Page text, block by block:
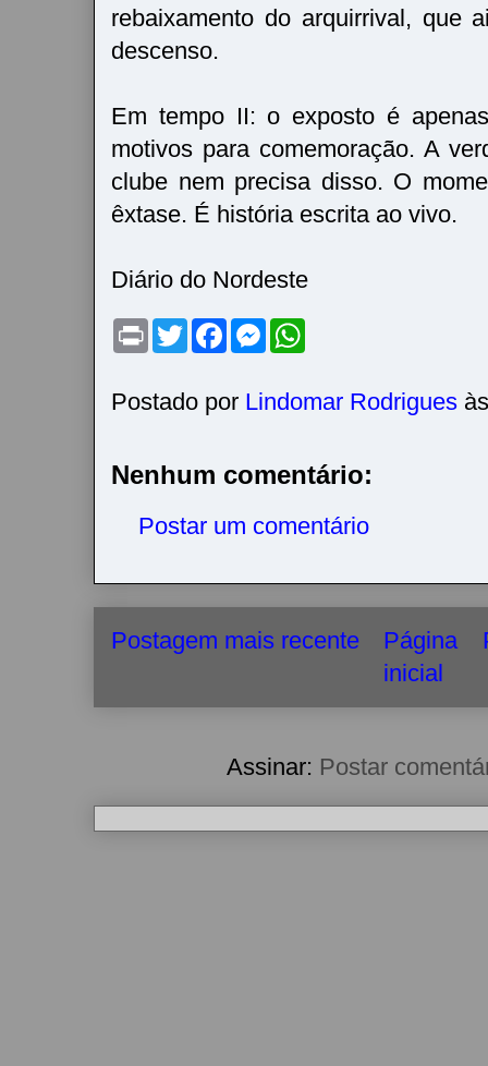
rebaixamento do arquirrival, que
descenso.
Em tempo II: o exposto é
motivos para comemoração. A
clube nem precisa disso. O
êxtase. É história escrita ao vivo.
Diário do Nordeste
P
t
T
w
t
e
F
a
b
o
M
e
e
n
r
s
A
Postado por Lindomar Rodrigues
Nenhum comentário:
Postar um comentário
Postagem mais recente
Página
inicial
Assinar: Postar